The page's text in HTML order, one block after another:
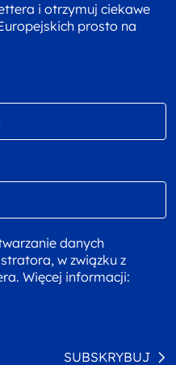
i otrzymuj ciekawe
prosto na
danych
w związku z
Więcej informacji:
SUBSKRYBUJ